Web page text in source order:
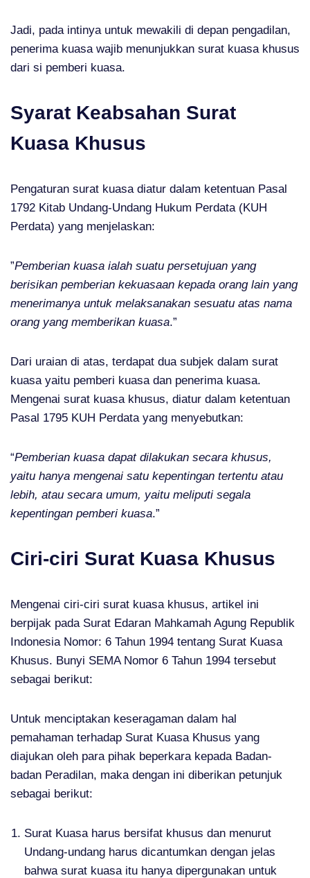
Jadi, pada intinya untuk mewakili di depan pengadilan,
penerima kuasa wajib menunjukkan surat kuasa khusus
dari si pemberi kuasa.
Syarat Keabsahan Surat
Kuasa Khusus
Pengaturan surat kuasa diatur dalam ketentuan Pasal
1792 Kitab Undang-Undang Hukum Perdata (KUH
Perdata) yang menjelaskan:
”Pemberian kuasa ialah suatu persetujuan yang
berisikan pemberian kekuasaan kepada orang lain yang
menerimanya untuk melaksanakan sesuatu atas nama
orang yang memberikan kuasa.”
Dari uraian di atas, terdapat dua subjek dalam surat
kuasa yaitu pemberi kuasa dan penerima kuasa.
Mengenai surat kuasa khusus, diatur dalam ketentuan
Pasal 1795 KUH Perdata yang menyebutkan:
“Pemberian kuasa dapat dilakukan secara khusus,
yaitu hanya mengenai satu kepentingan tertentu atau
lebih, atau secara umum, yaitu meliputi segala
kepentingan pemberi kuasa.”
Ciri-ciri Surat Kuasa Khusus
Mengenai ciri-ciri surat kuasa khusus, artikel ini
berpijak pada Surat Edaran Mahkamah Agung Republik
Indonesia Nomor: 6 Tahun 1994 tentang Surat Kuasa
Khusus. Bunyi SEMA Nomor 6 Tahun 1994 tersebut
sebagai berikut:
Untuk menciptakan keseragaman dalam hal
pemahaman terhadap Surat Kuasa Khusus yang
diajukan oleh para pihak beperkara kepada Badan-
badan Peradilan, maka dengan ini diberikan petunjuk
sebagai berikut:
Surat Kuasa harus bersifat khusus dan menurut
Undang-undang harus dicantumkan dengan jelas
bahwa surat kuasa itu hanya dipergunakan untuk